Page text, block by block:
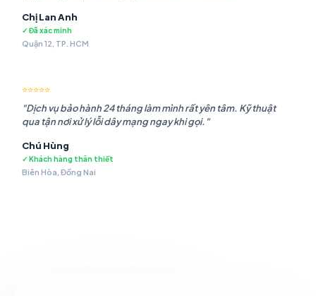
Chị Lan Anh
✓ Đã xác minh
Quận 12, TP. HCM
⭐⭐⭐⭐⭐
"Dịch vụ bảo hành 24 tháng làm mình rất yên tâm. Kỹ thuật
qua tận nơi xử lý lỗi dây mạng ngay khi gọi."
Chú Hùng
✓ Khách hàng thân thiết
Biên Hòa, Đồng Nai